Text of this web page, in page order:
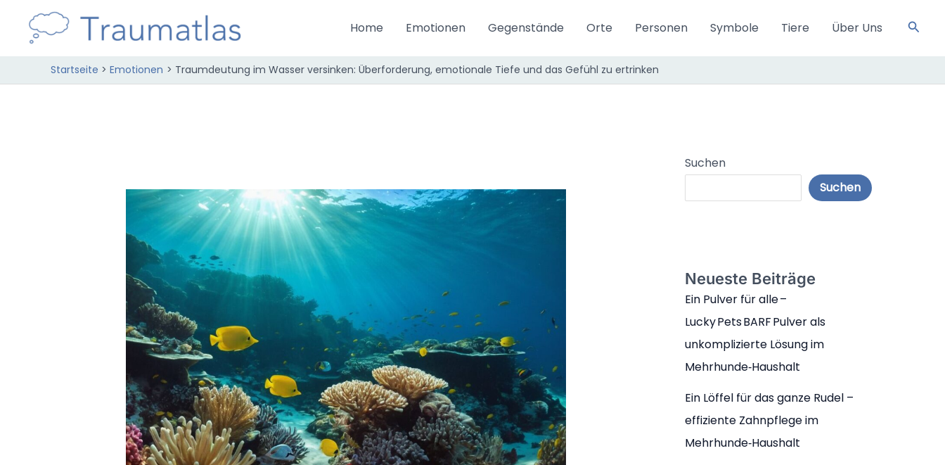
Inhalt
springen
Home Emotionen Gegenstände Orte Personen Symbole Tiere Über Uns
Startseite Emotionen Traumdeutung im Wasser versinken: Überforderung, emotionale Tiefe und das Gefühl zu ertrinken
Suchen
Suchen
Neueste Beiträge
Ein Pulver für alle –
Lucky Pets BARF Pulver als
unkomplizierte Lösung im
Mehrhunde‑Haushalt
Ein Löffel für das ganze Rudel –
effiziente Zahnpflege im
Mehrhunde‑Haushalt